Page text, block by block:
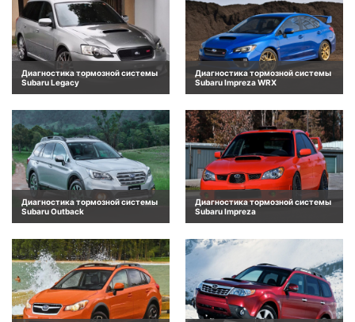
Диагностика тормозной системы
Subaru Legacy
Диагностика тормозной системы
Subaru Impreza WRX
Диагностика тормозной системы
Subaru Outback
Диагностика тормозной системы
Subaru Impreza